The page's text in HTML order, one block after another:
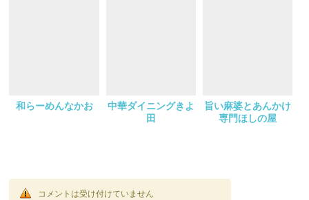
和らーめんなかお
中華ダイニングきよ
田
旨い麻婆とあんかけ
専門ほしの屋
コメントは受け付けていません